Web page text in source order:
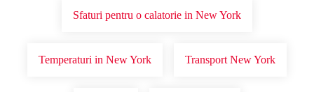
Sfaturi pentru o calatorie in New York
Temperaturi in New York Transport New York